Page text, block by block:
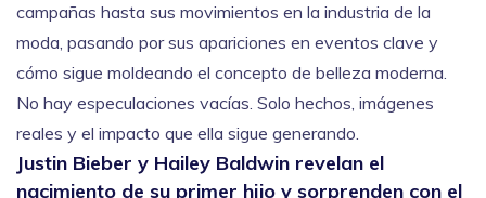
campañas hasta sus movimientos en la industria de la
moda, pasando por sus apariciones en eventos clave y
cómo sigue moldeando el concepto de belleza moderna.
No hay especulaciones vacías. Solo hechos, imágenes
reales y el impacto que ella sigue generando.
Justin Bieber y Hailey Baldwin revelan el
nacimiento de su primer hijo y sorprenden con el